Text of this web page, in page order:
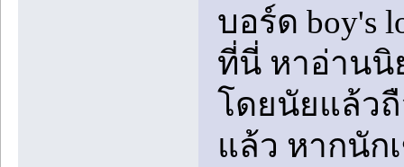
บอร์ด boy's
ที่นี่ หาอ่านนิ
โดยนัยแล้ว
แล้ว หากนัก